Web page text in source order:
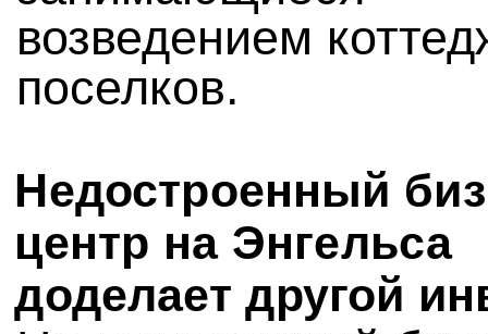
возведением
поселков.
Недостроенный
центр на Энгельса
доделает другой